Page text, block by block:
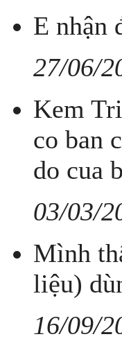
E nhận
27/06/
Kem
co ban
do cua
03/03/
Mình
liệu)
16/09/